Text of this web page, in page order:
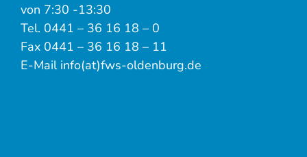
von 7:30 -13:30
Tel. 0441 – 36 16 18 – 0
Fax 0441 – 36 16 18 – 11
E-Mail info(at)fws-oldenburg.de